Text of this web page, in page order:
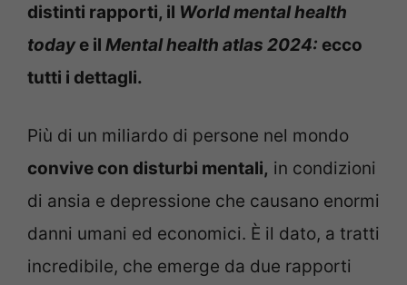
distinti rapporti, il World mental health
today e il Mental health atlas 2024: ecco
tutti i dettagli.
Più di un miliardo di persone nel mondo
convive con disturbi mentali, in condizioni
di ansia e depressione che causano enormi
danni umani ed economici. È il dato, a tratti
incredibile, che emerge da due rapporti